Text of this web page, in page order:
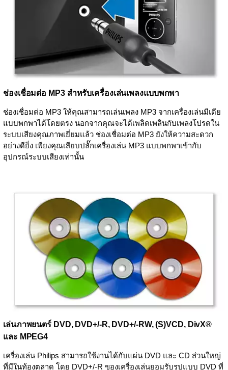
ช่องเชื่อมต่อ MP3 สำหรับเครื่องเล่นเพลงแบบพกพา
ช่องเชื่อมต่อ MP3 ให้คุณสามารถเล่นเพลง MP3 จากเครื่องเล่นมีเดีย
แบบพกพาได้โดยตรง นอกจากคุณจะได้เพลิดเพลินกับเพลงโปรดใน
ระบบเสียงคุณภาพเยี่ยมแล้ว ช่องเชื่อมต่อ MP3 ยังให้ความสะดวก
อย่างดียิ่ง เพียงคุณเสียบปลั๊กเครื่องเล่น MP3 แบบพกพาเข้ากับ
อุปกรณ์ระบบเสียงเท่านั้น
เล่นภาพยนตร์ DVD, DVD+/-R, DVD+/-RW, (S)VCD, DivX®
และ MPEG4
เครื่องเล่น Philips สามารถใช้งานได้กับแผ่น DVD และ CD ส่วนใหญ่
ที่มีในท้องตลาด โดย DVD+/-R ของเครื่องเล่นยอมรับรูปแบบ DVD ที่